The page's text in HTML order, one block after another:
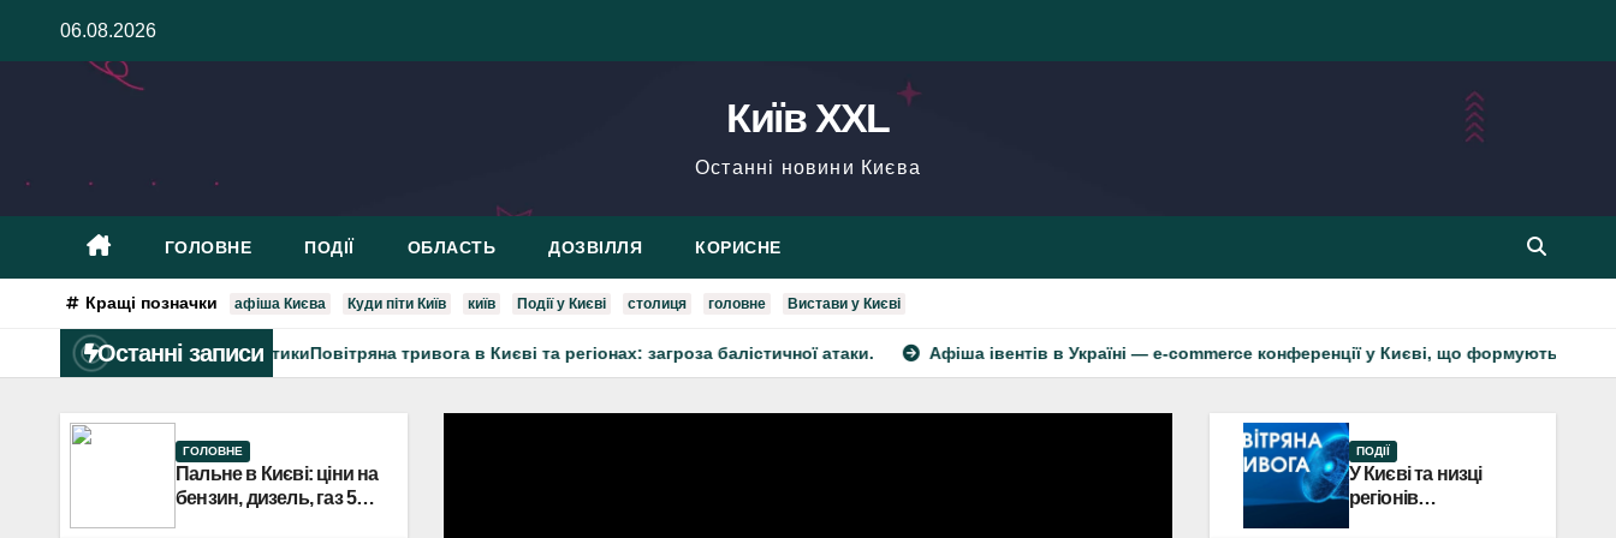
06.08.2026
Київ XXL
Останні новини Києва
ГОЛОВНЕ ПОДІЇ ОБЛАСТЬ ДОЗВІЛЛЯ КОРИСНЕ
Кращі позначки афіша Києва Куди піти Київ київ Події у Києві столиця головне Вистави у Києві
Останні записи
загрозу балістикиПовітряна тривога в Києві та регіонах: загроза балістичної атаки. Афіша івентів в Україні — e-commerce конференції у Києві, що формують майбутнє онлайн-
ГОЛОВНЕ
Пальне в Києві: ціни на
бензин, дизель, газ 5
ПОДІЇ
У Києві та низці
регіонів